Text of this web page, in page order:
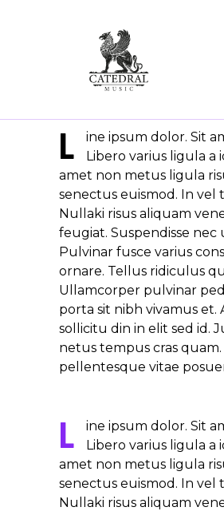
L
ine ipsum dolor. Sit
Libero varius ligula a
amet non metus ligula
senectus euismod. In vel
Nullaki risus aliquam
feugiat. Suspendisse nec
Pulvinar fusce varius
ornare. Tellus ridiculus
Ullamcorper pulvinar
porta sit nibh vivamus et.
sollicitu din in elit sed id.
netus tempus cras
pellentesque vitae
L
ine ipsum dolor. Sit
Libero varius ligula a
amet non metus ligula
senectus euismod. In vel
Nullaki risus aliquam